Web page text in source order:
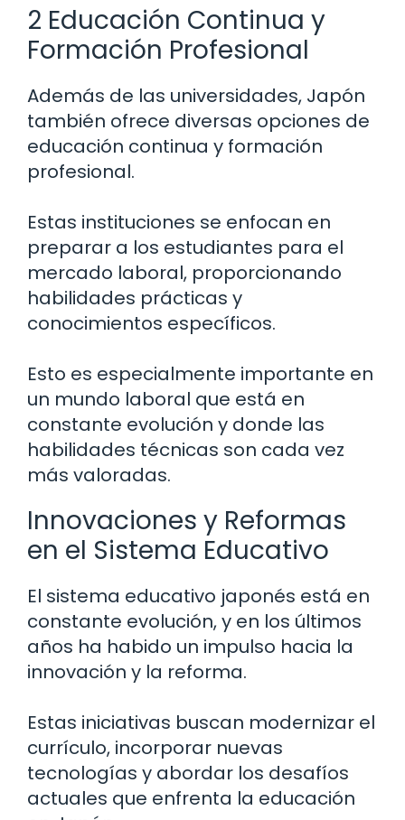
2 Educación Continua y
Formación Profesional
Además de las universidades, Japón
también ofrece diversas opciones de
educación continua y formación
profesional.
Estas instituciones se enfocan en
preparar a los estudiantes para el
mercado laboral, proporcionando
habilidades prácticas y
conocimientos específicos.
Esto es especialmente importante en
un mundo laboral que está en
constante evolución y donde las
habilidades técnicas son cada vez
más valoradas.
Innovaciones y Reformas
en el Sistema Educativo
El sistema educativo japonés está en
constante evolución, y en los últimos
años ha habido un impulso hacia la
innovación y la reforma.
Estas iniciativas buscan modernizar el
currículo, incorporar nuevas
tecnologías y abordar los desafíos
actuales que enfrenta la educación